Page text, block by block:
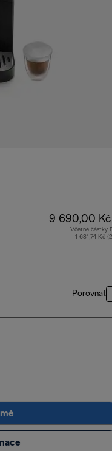
9 690,00 Kč
Včetně částky
1 681,74 Kč
Porovnat